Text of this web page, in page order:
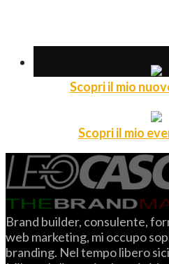
Scopri il mio
Scopri il mio
Brand builder, consulente,
web marketing, mi occupo
branding. Nel tempo libero